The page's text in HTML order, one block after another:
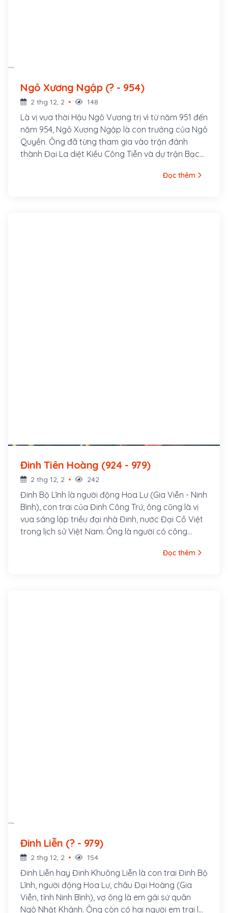
Ngô Xương Ngập (? - 954)
2 thg 12, 2 148
Là vị vua thời Hậu Ngô Vương trị vì từ năm 951 đến
năm 954, Ngô Xương Ngập là con trưởng của Ngô
Quyền. Ông đã từng tham gia vào trận đánh
thành Đại La diệt Kiều Công Tiễn và dự trận Bạch
Đọc thêm
Đinh Tiên Hoàng (924 - 979)
2 thg 12, 2 242
Đinh Bộ Lĩnh là người động Hoa Lư (Gia Viễn - Ninh
Bình), con trai của Đinh Công Trứ, ông cũng là vị
vua sáng lập triều đại nhà Đinh, nước Đại Cồ Việt
trong lịch sử Việt Nam. Ông là người có công
và trở thành hoàng đế đầu tiên của Việt Nam sau
Đọc thêm
Đinh Liễn (? - 979)
2 thg 12, 2 154
Đinh Liễn hay Đinh Khuông Liễn là con trai Đinh Bộ
Lĩnh, người động Hoa Lư, châu Đại Hoàng (Gia
Viễn, tỉnh Ninh Bình), vợ ông là em gái sứ quân
Ngô Nhật Khánh. Ông còn có hai người em trai là